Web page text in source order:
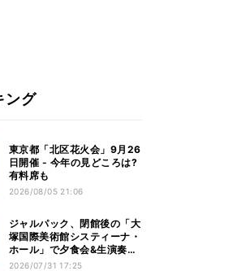
ング
東京都「北区花火会」9月26
日開催 - 今年の見どころは?
有料席も
2026/08/05 21:06
ジャルパック、閉館後の「大
塚国際美術館システィーナ・
ホール」で夕食会&生演奏を
楽しむツアーを販売 – 徳島を
2026/07/31 17:25